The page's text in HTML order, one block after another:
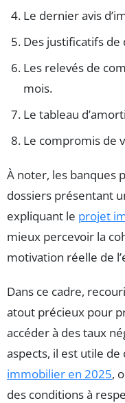
Le dernier avis
Des justificatifs
Les relevés de
mois.
Le tableau
Le compromis de
À noter, les banques
dossiers présentant
expliquant le projet
mieux percevoir la
motivation réelle de
Dans ce cadre,
atout précieux pour
accéder à des taux
aspects, il est utile
immobilier en 2025,
des conditions à